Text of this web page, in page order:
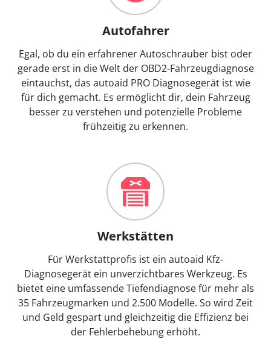
Autofahrer
Egal, ob du ein erfahrener Autoschrauber bist oder
gerade erst in die Welt der OBD2-Fahrzeugdiagnose
eintauchst, das autoaid PRO Diagnosegerät ist wie
für dich gemacht. Es ermöglicht dir, dein Fahrzeug
besser zu verstehen und potenzielle Probleme
frühzeitig zu erkennen.
Werkstätten
Für Werkstattprofis ist ein autoaid Kfz-
Diagnosegerät ein unverzichtbares Werkzeug. Es
bietet eine umfassende Tiefendiagnose für mehr als
35 Fahrzeugmarken und 2.500 Modelle. So wird Zeit
und Geld gespart und gleichzeitig die Effizienz bei
der Fehlerbehebung erhöht.